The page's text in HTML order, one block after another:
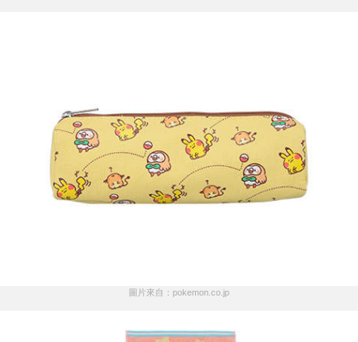
圖片來自：pokemon.co.jp